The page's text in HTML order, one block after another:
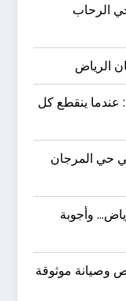
الرحاب
الرياض
عندما ينقطع كل
حي المرجان
وأجوبة
وصيانة موثوقة